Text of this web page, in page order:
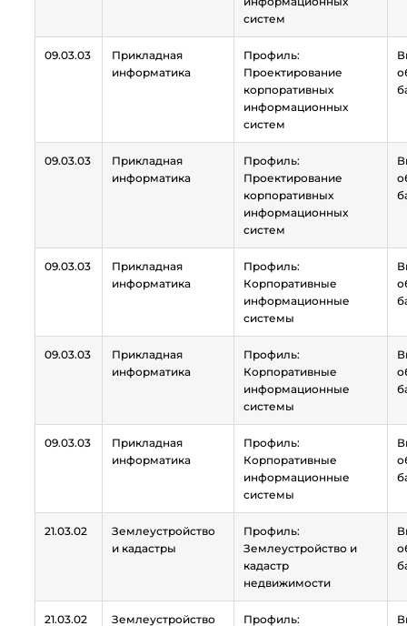
систем
09.03.03
Прикладная
информатика
Профиль:
Проектирование
корпоративных
информационных
систем
09.03.03
Прикладная
информатика
Профиль:
Проектирование
корпоративных
информационных
систем
09.03.03
Прикладная
информатика
Профиль:
Корпоративные
информационные
системы
09.03.03
Прикладная
информатика
Профиль:
Корпоративные
информационные
системы
09.03.03
Прикладная
информатика
Профиль:
Корпоративные
информационные
системы
21.03.02
Землеустройство
и кадастры
Профиль:
Землеустройство и
кадастр
недвижимости
21.03.02
Землеустройство
Профиль: